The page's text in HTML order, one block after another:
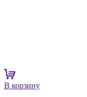
В корзину